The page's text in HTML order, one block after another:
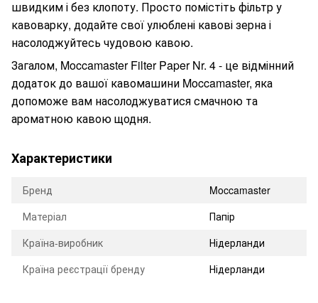
швидким і без клопоту. Просто помістіть фільтр у
кавоварку, додайте свої улюблені кавові зерна і
насолоджуйтесь чудовою кавою.
Загалом, Moccamaster Filter Paper Nr. 4 - це відмінний
додаток до вашої кавомашини Moccamaster, яка
допоможе вам насолоджуватися смачною та
ароматною кавою щодня.
Характеристики
Бренд
Moccamaster
Матеріал
Папір
Країна-виробник
Нідерланди
Країна реєстрації бренду
Нідерланди